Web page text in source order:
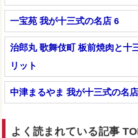
一宝苑 我が十三式の名店 6
治郎丸 歌舞伎町 板前焼肉と十
リット
中津まるやま 我が十三式の名
よく読まれている記事